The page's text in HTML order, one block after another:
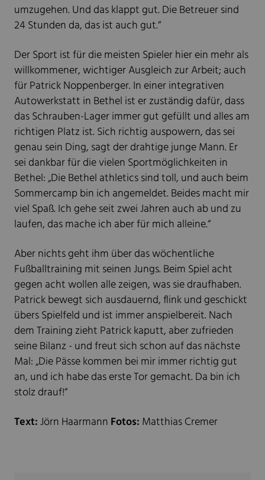
umzugehen. Und das klappt gut. Die Betreuer sind
24 Stunden da, das ist auch gut.“
Der Sport ist für die meisten Spieler hier ein mehr als
willkommener, wichtiger Ausgleich zur Arbeit; auch
für Patrick Noppenberger. In einer integrativen
Autowerkstatt in Bethel ist er zuständig dafür, dass
das Schrauben-Lager immer gut gefüllt und alles am
richtigen Platz ist. Sich richtig auspowern, das sei
genau sein Ding, sagt der drahtige junge Mann. Er
sei dankbar für die vielen Sportmöglichkeiten in
Bethel: „Die Bethel athletics sind toll, und auch beim
Sommercamp bin ich angemeldet. Beides macht mir
viel Spaß. Ich gehe seit zwei Jahren auch ab und zu
laufen, das mache ich aber für mich alleine.“
Aber nichts geht ihm über das wöchentliche
Fußballtraining mit seinen Jungs. Beim Spiel acht
gegen acht wollen alle zeigen, was sie draufhaben.
Patrick bewegt sich ausdauernd, flink und geschickt
übers Spielfeld und ist immer anspielbereit. Nach
dem Training zieht Patrick kaputt, aber zufrieden
seine Bilanz - und freut sich schon auf das nächste
Mal: „Die Pässe kommen bei mir immer richtig gut
an, und ich habe das erste Tor gemacht. Da bin ich
stolz drauf!“
Text:Jörn Haarmann Fotos: Matthias Cremer